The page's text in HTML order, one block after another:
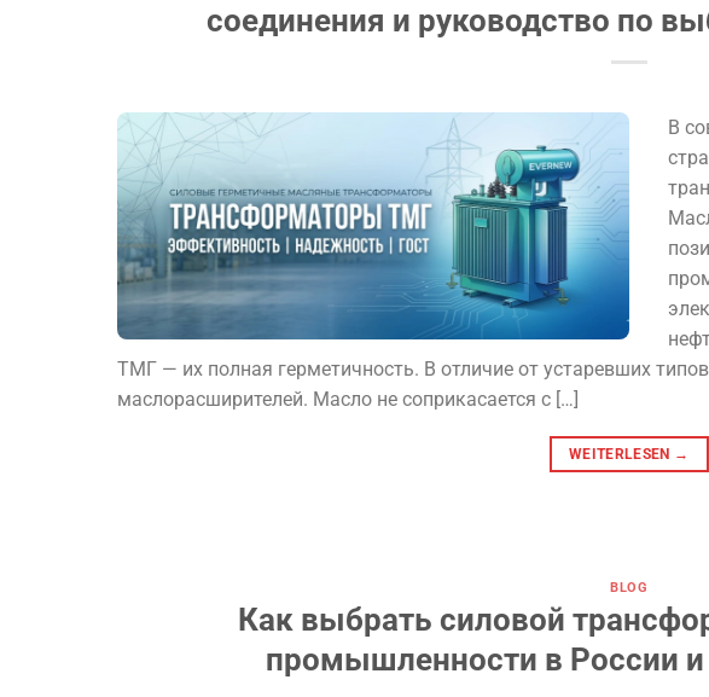
соединения и руководство по
В
ТМГ — их полная герметичность. В отличие от устаревших
маслорасширителей. Масло не соприкасается с […]
WEITERLESEN →
BLOG
Как выбрать силовой
промышленности в России